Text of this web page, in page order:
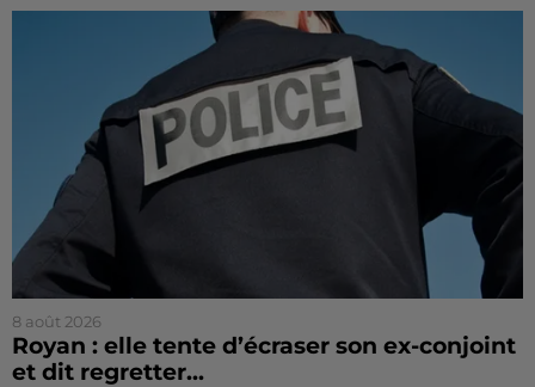
8 août 2026
Royan : elle tente d’écraser son ex-conjoint
et dit regretter...